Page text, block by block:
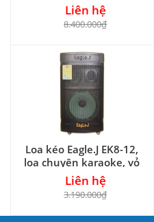
Liên hệ
8.400.000₫
Loa kéo Eagle.J EK8-12,
loa chuyên karaoke, vỏ
gỗ 3.5 tấc
Liên hệ
3.190.000₫